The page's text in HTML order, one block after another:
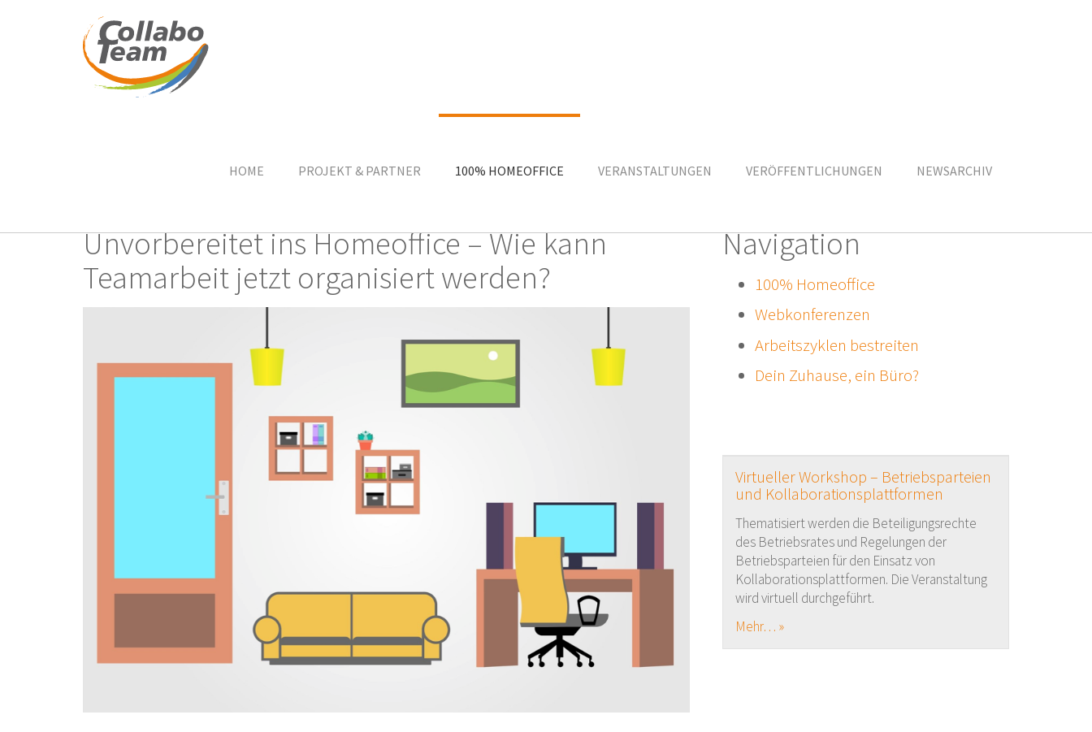
HOME PROJEKT & PARTNER 100% HOMEOFFICE VERANSTALTUNGEN VERÖFFENTLICHUNGEN NEWSARCHIV
Unvorbereitet ins Homeoffice – Wie kann
Teamarbeit jetzt organisiert werden?
Navigation
100% Homeoffice
Webkonferenzen
Arbeitszyklen bestreiten
Dein Zuhause, ein Büro?
Virtueller Workshop – Betriebsparteien
und Kollaborationsplattformen
Thematisiert werden die Beteiligungsrechte
des Betriebsrates und Regelungen der
Betriebsparteien für den Einsatz von
Kollaborationsplattformen. Die Veranstaltung
wird virtuell durchgeführt.
Mehr… »